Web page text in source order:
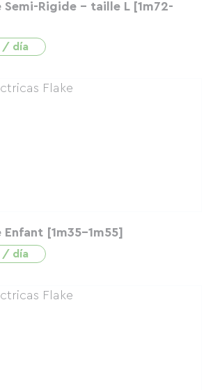
Rigide - taille L [1m72-
/ día
[1m35-1m55]
/ día